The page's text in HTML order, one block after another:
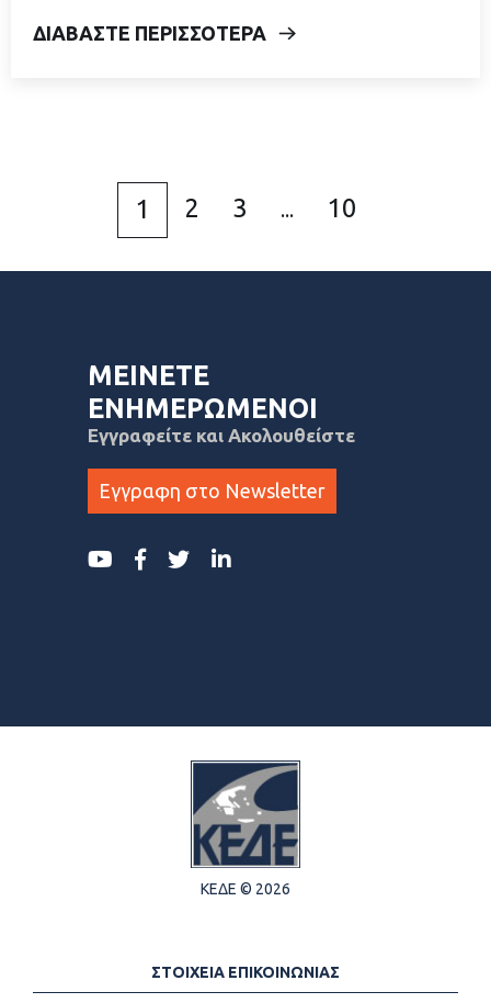
ΔΙΑΒΑΣΤΕ ΠΕΡΙΣΣΟΤΕΡΑ
1 2 3 ... 10
ΜΕΙΝΕΤΕ
ΕΝΗΜΕΡΩΜΕΝΟΙ
Εγγραφείτε και Ακολουθείστε
Εγγραφη στο Newsletter
ΚΕΔΕ © 2026
ΣΤΟΙΧΕΙΑ ΕΠΙΚΟΙΝΩΝΙΑΣ